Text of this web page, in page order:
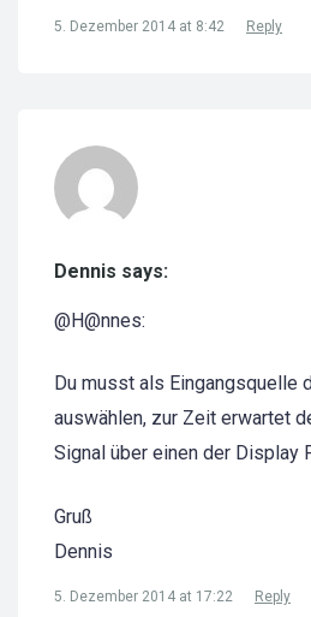
5. Dezember 2014 at 8:42 Reply
Dennis says:
@H@nnes:
Du musst als Eingangsquelle
auswählen, zur Zeit erwartet
Signal über einen der Display
Gruß
Dennis
5. Dezember 2014 at 17:22 Reply